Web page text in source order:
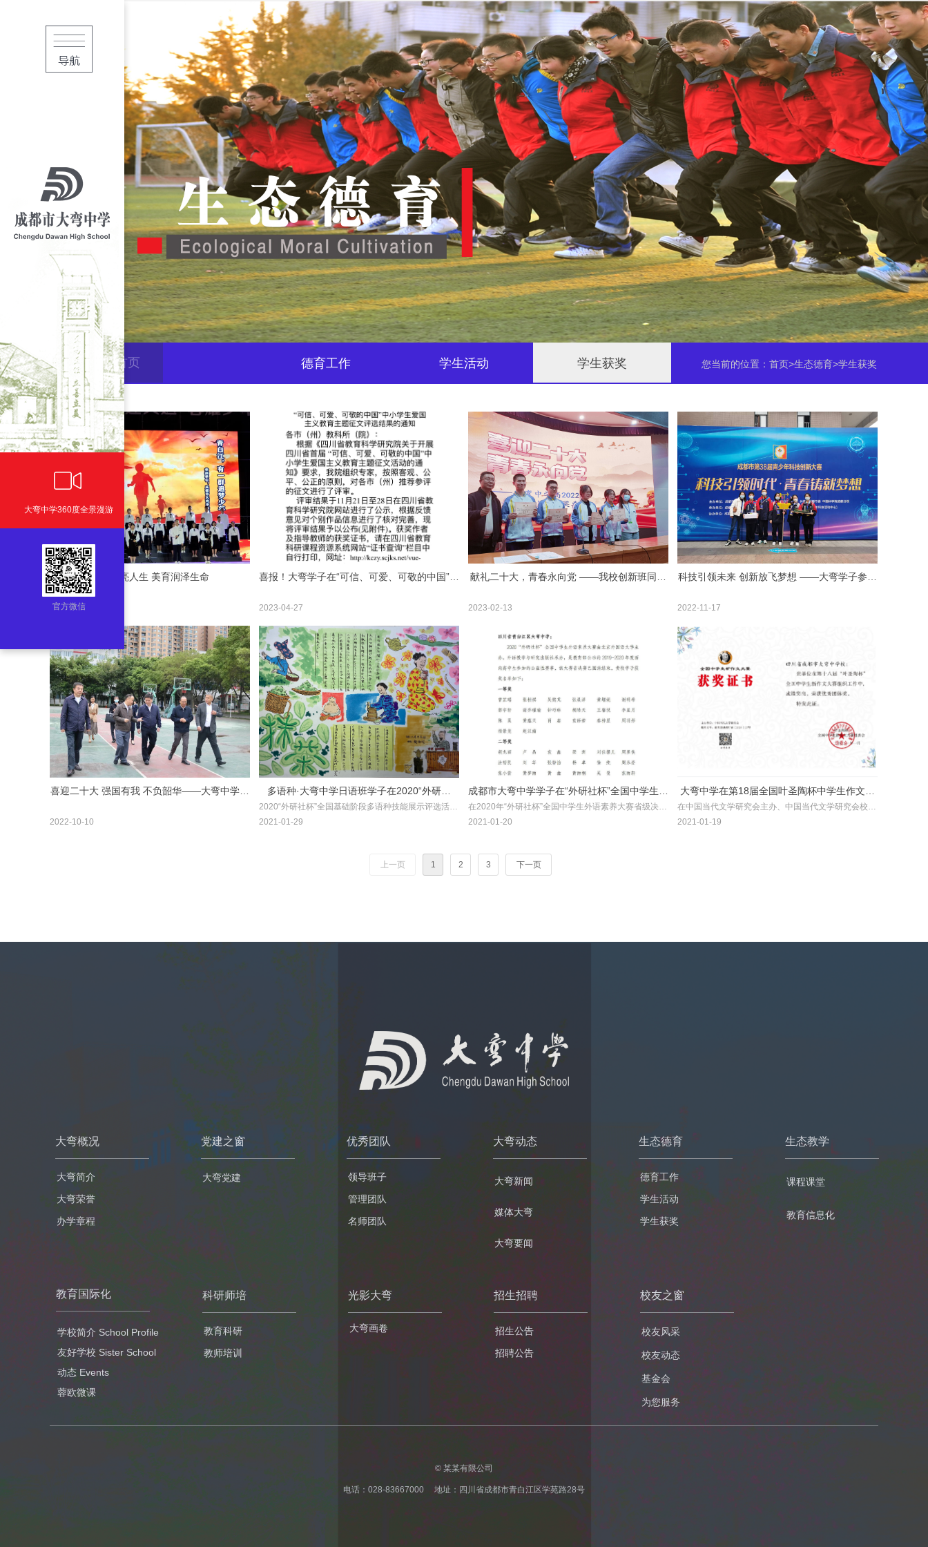
ꀕ
大弯中学360度全景漫游
官方微信
德育工作 学生活动 学生获奖
ꀇ 网站首页 您当前的位置： 首页>生态德育>学生获奖
艺术点亮人生 美育润泽生命
2023-05-07
喜报！大弯学子在“可信、可爱、可敬的中国”爱
2023-04-27
献礼二十大，青春永向党 ——我校创新班同学
2023-02-13
科技引领未来 创新放飞梦想 ——大弯学子参加
2022-11-17
喜迎二十大 强国有我 不负韶华——大弯中学举
2022-10-10
多语种·大弯中学日语班学子在2020“外研社
杯”全国基础阶段多语种技能展示评选活动中获
2020“外研社杯”全国基础阶段多语种技能展示评选活
动。日语班刘信伶同学的创意手抄报晋级总评选，从全
2021-01-29
成都市大弯中学学子在“外研社杯”全国中学生外
语素养大赛中喜获佳绩
在2020年“外研社杯”全国中学生外语素养大赛省级决赛
中，成都市大弯中学取得了优异成绩！共有141名同学
家级、特级以及优秀辅导教师奖！
2021-01-20
大弯中学在第18届全国叶圣陶杯中学生作文大
赛中取得优异成绩
在中国当代文学研究会主办、中国当代文学研究会校园
文学委员会和中国少年儿童新闻出版社《中学生》杂志
2021-01-19
上一页 1 2 3 下一页
大弯简介
大弯荣誉
办学章程
教育科研
教师培训
大弯概况
科研师培
大弯党建
大弯画卷
党建之窗
光影大弯
电话：028-83667000 地址：四川省成都市青白江区学苑路28号
领导班子
管理团队
名师团队
招生公告
招聘公告
优秀团队
招生招聘
© 某某有限公司
大弯新闻
媒体大弯
大弯要闻
大弯动态
德育工作
学生活动
学生获奖
生态德育
课程课堂
教育信息化
生态教学
校友风采
校友动态
基金会
为您服务
校友之窗
学校简介 School Profile
友好学校 Sister School
动态 Events
蓉欧微课
教育国际化